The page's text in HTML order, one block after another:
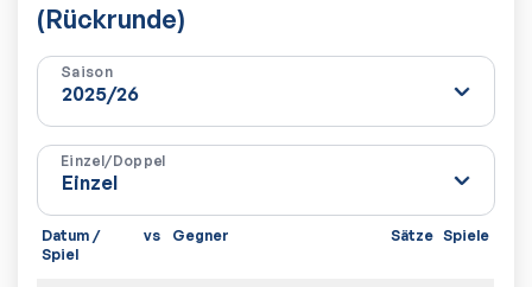
(Rückrunde)
Saison
Einzel/Doppel
Datum /
Spiel
vs Gegner Sätze Spiele